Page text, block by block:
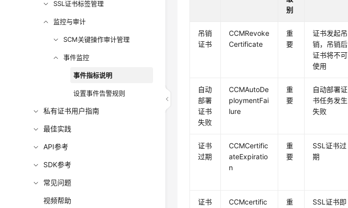
SSL证书标签管理
监控与审计
SCM关键操作审计管理
事件监控
事件指标说明
设置事件告警规则
私有证书用户指南
最佳实践
API参考
SDK参考
常见问题
视频帮助
别
吊销
证书
CCMRevoke
Certificate
重
要
证书发起吊
销，吊销后
证书将不可
使用
自动
部署
证书
失败
CCMAutoDe
ploymentFai
lure
重
要
自动部署证
书任务发生
失败
证书
过期
CCMCertific
ateExpiratio
n
重
要
SSL证书过
期
证书
CCMcertific
重
SSL证书即